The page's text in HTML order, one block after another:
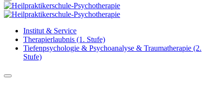
Institut & Service
Therapierlaubnis (1. Stufe)
Tiefenpsychologie & Psychoanalyse & Traumatherapie (2.
Stufe)